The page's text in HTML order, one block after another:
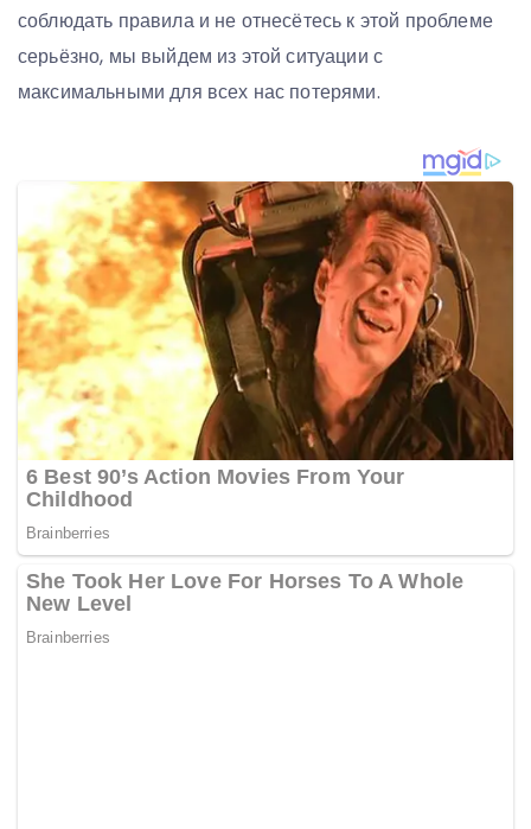
соблюдать правила и не отнесётесь к этой проблеме
серьёзно, мы выйдем из этой ситуации с
максимальными для всех нас потерями.